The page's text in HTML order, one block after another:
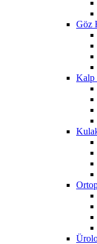
Göz
Kalp